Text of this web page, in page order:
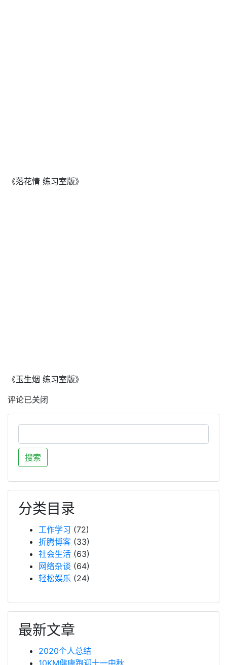
《落花情 练习室版》
《玉生烟 练习室版》
评论已关闭
分类目录
工作学习 (72)
折腾博客 (33)
社会生活 (63)
网络杂谈 (64)
轻松娱乐 (24)
最新文章
2020个人总结
10KM健康跑迎十一中秋